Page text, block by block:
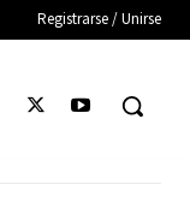
Registrarse / Unirse